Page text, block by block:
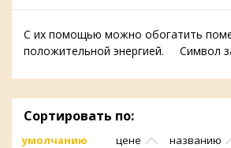
С их помощью можно обогатить
положительной энергией. Символ
Сортировать по:
умолчанию цене названию